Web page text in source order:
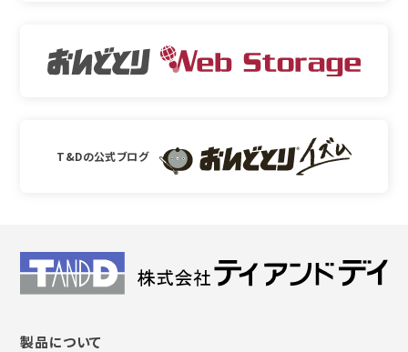
4. RTR500BM for Windowsに改変を加えないでください。
T&Dの公式ブログ
製品について